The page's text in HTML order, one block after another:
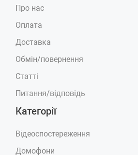
Категорії
Відеоспостереження
Домофони
Про нас
Оплата
Доставка
Обмін/повернення
Статті
Питання/відповідь